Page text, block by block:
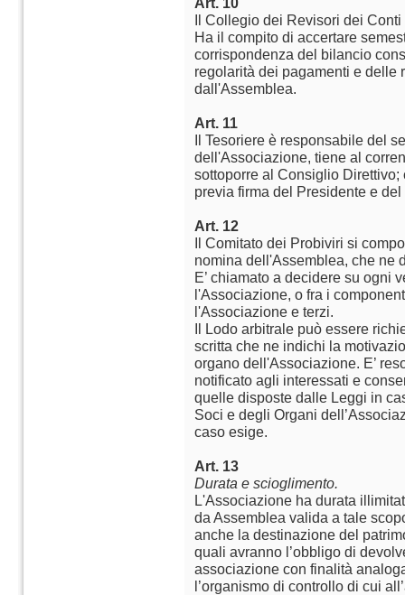
Il Collegio dei Revisori dei
Ha il compito di accertare
corrispondenza del bilancio
regolarità dei pagamenti e delle
dall'Assemblea.
Art. 11
Il Tesoriere è responsabile del
dell'Associazione, tiene al
sottoporre al Consiglio
previa firma del Presidente e
Art. 12
Il Comitato dei Probiviri si
nomina dell'Assemblea, che ne
E’ chiamato a decidere su ogni
l'Associazione, o fra i
l'Associazione e terzi.
Il Lodo arbitrale può essere
scritta che ne indichi la
organo dell'Associazione. E’
notificato agli interessati e
quelle disposte dalle Leggi in
Soci e degli Organi
caso esige.
Art. 13
Durata e scioglimento.
L'Associazione ha durata
da Assemblea valida a tale
anche la destinazione del
quali avranno l’obbligo di
associazione con finalità
l’organismo di controllo di cui